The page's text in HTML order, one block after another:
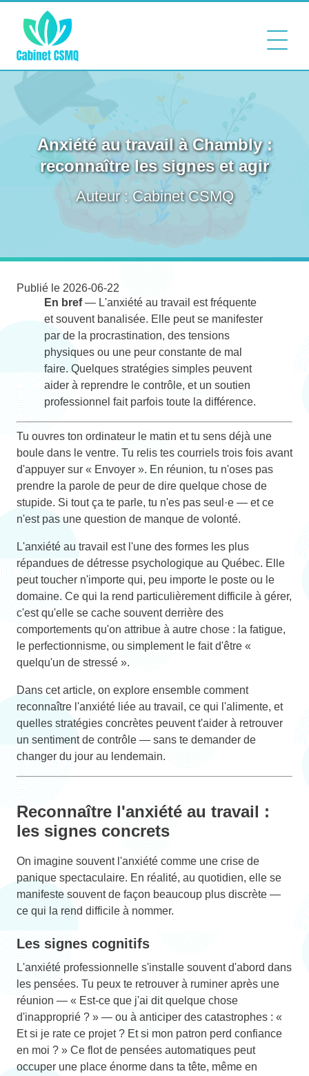
Anxiété au travail à Chambly :
reconnaître les signes et agir
Auteur : Cabinet CSMQ
Publié le 2026-06-22
En bref— L'anxiété au travail est fréquente
et souvent banalisée. Elle peut se manifester
par de la procrastination, des tensions
physiques ou une peur constante de mal
faire. Quelques stratégies simples peuvent
aider à reprendre le contrôle, et un soutien
professionnel fait parfois toute la différence.
Tu ouvres ton ordinateur le matin et tu sens déjà une
boule dans le ventre. Tu relis tes courriels trois fois avant
d'appuyer sur « Envoyer ». En réunion, tu n'oses pas
prendre la parole de peur de dire quelque chose de
stupide. Si tout ça te parle, tu n'es pas seul·e — et ce
n'est pas une question de manque de volonté.
L'anxiété au travail est l'une des formes les plus
répandues de détresse psychologique au Québec. Elle
peut toucher n'importe qui, peu importe le poste ou le
domaine. Ce qui la rend particulièrement difficile à gérer,
c'est qu'elle se cache souvent derrière des
comportements qu'on attribue à autre chose : la fatigue,
le perfectionnisme, ou simplement le fait d'être «
quelqu'un de stressé ».
Dans cet article, on explore ensemble comment
reconnaître l'anxiété liée au travail, ce qui l'alimente, et
quelles stratégies concrètes peuvent t'aider à retrouver
un sentiment de contrôle — sans te demander de
changer du jour au lendemain.
Reconnaître l'anxiété au travail :
les signes concrets
On imagine souvent l'anxiété comme une crise de
panique spectaculaire. En réalité, au quotidien, elle se
manifeste souvent de façon beaucoup plus discrète —
ce qui la rend difficile à nommer.
Les signes cognitifs
L'anxiété professionnelle s'installe souvent d'abord dans
les pensées. Tu peux te retrouver à ruminer après une
réunion — « Est-ce que j'ai dit quelque chose
d'inapproprié ? » — ou à anticiper des catastrophes : «
Et si je rate ce projet ? Et si mon patron perd confiance
en moi ? » Ce flot de pensées automatiques peut
occuper une place énorme dans ta tête, même en